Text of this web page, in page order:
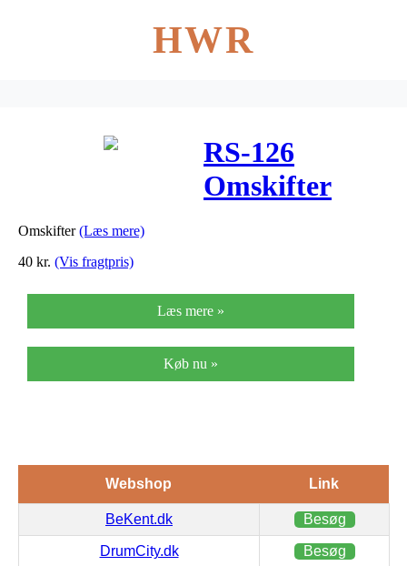
HWR
RS-126
Omskifter
Omskifter(Læs mere)
40 kr. (Vis fragtpris)
Læs mere »
Køb nu »
Webshop Link
BeKent.dk Besøg
DrumCity.dk Besøg